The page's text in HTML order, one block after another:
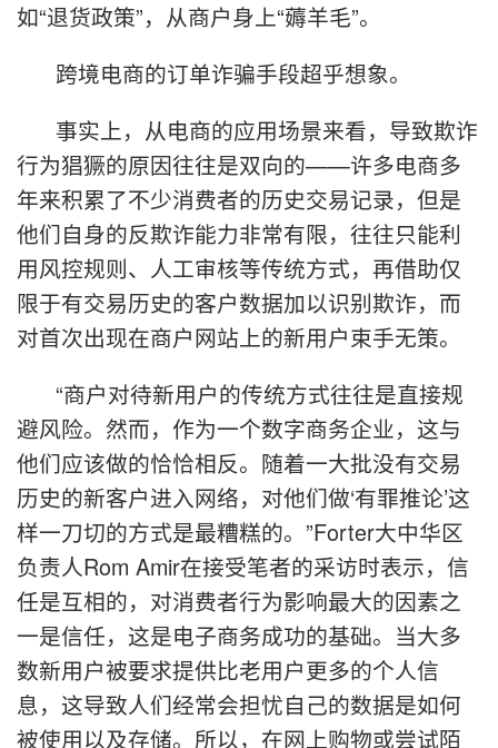
如“退货政策”，从商户身上“薅羊毛”。
跨境电商的订单诈骗手段超乎想象。
事实上，从电商的应用场景来看，导致欺诈
行为猖獗的原因往往是双向的——许多电商多
年来积累了不少消费者的历史交易记录，但是
他们自身的反欺诈能力非常有限，往往只能利
用风控规则、人工审核等传统方式，再借助仅
限于有交易历史的客户数据加以识别欺诈，而
对首次出现在商户网站上的新用户束手无策。
“商户对待新用户的传统方式往往是直接规
避风险。然而，作为一个数字商务企业，这与
他们应该做的恰恰相反。随着一大批没有交易
历史的新客户进入网络，对他们做‘有罪推论’这
样一刀切的方式是最糟糕的。”Forter大中华区
负责人Rom Amir在接受笔者的采访时表示，信
任是互相的，对消费者行为影响最大的因素之
一是信任，这是电子商务成功的基础。当大多
数新用户被要求提供比老用户更多的个人信
息，这导致人们经常会担忧自己的数据是如何
被使用以及存储。所以，在网上购物或尝试陌